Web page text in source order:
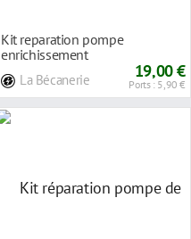
Kit reparation pompe
enrichissement
La Bécanerie 19,00 €
Ports : 5,90 €